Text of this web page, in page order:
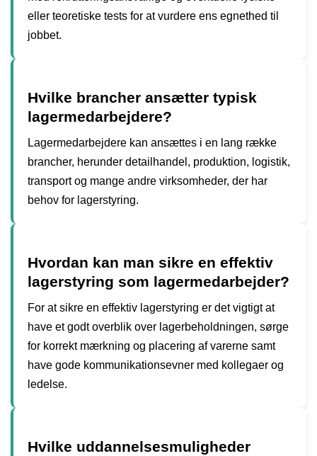
eller teoretiske tests for at vurdere ens egnethed til
jobbet.
Hvilke brancher ansætter typisk
lagermedarbejdere?
Lagermedarbejdere kan ansættes i en lang række
brancher, herunder detailhandel, produktion, logistik,
transport og mange andre virksomheder, der har
behov for lagerstyring.
Hvordan kan man sikre en effektiv
lagerstyring som lagermedarbejder?
For at sikre en effektiv lagerstyring er det vigtigt at
have et godt overblik over lagerbeholdningen, sørge
for korrekt mærkning og placering af varerne samt
have gode kommunikationsevner med kollegaer og
ledelse.
Hvilke uddannelsesmuligheder